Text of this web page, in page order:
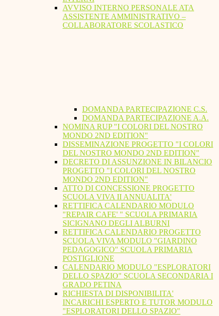
AVVISO INTERNO PERSONALE ATA
ASSISTENTE AMMINISTRATIVO –
COLLABORATORE SCOLASTICO
DOMANDA PARTECIPAZIONE C.S.
DOMANDA PARTECIPAZIONE A.A.
NOMINA RUP "I COLORI DEL NOSTRO
MONDO 2ND EDITION"
DISSEMINAZIONE PROGETTO "I COLORI
DEL NOSTRO MONDO 2ND EDITION"
DECRETO DI ASSUNZIONE IN BILANCIO
PROGETTO "I COLORI DEL NOSTRO
MONDO 2ND EDITION"
ATTO DI CONCESSIONE PROGETTO
SCUOLA VIVA II ANNUALITA'
RETTIFICA CALENDARIO MODULO
"REPAIR CAFE' " SCUOLA PRIMARIA
SICIGNANO DEGLI ALBURNI
RETTIFICA CALENDARIO PROGETTO
SCUOLA VIVA MODULO "GIARDINO
PEDAGOGICO" SCUOLA PRIMARIA
POSTIGLIONE
CALENDARIO MODULO "ESPLORATORI
DELLO SPAZIO" SCUOLA SECONDARIA I
GRADO PETINA
RICHIESTA DI DISPONIBILITA'
INCARICHI ESPERTO E TUTOR MODULO
"ESPLORATORI DELLO SPAZIO"